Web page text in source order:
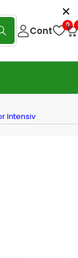
Cont 0
Intensiv
de